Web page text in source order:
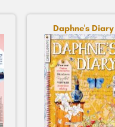
Daphne's Diary